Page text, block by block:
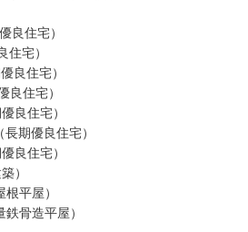
良住宅）
宅）
良住宅）
住宅）
良住宅）
期優良住宅）
良住宅）
）
平屋）
骨造平屋）